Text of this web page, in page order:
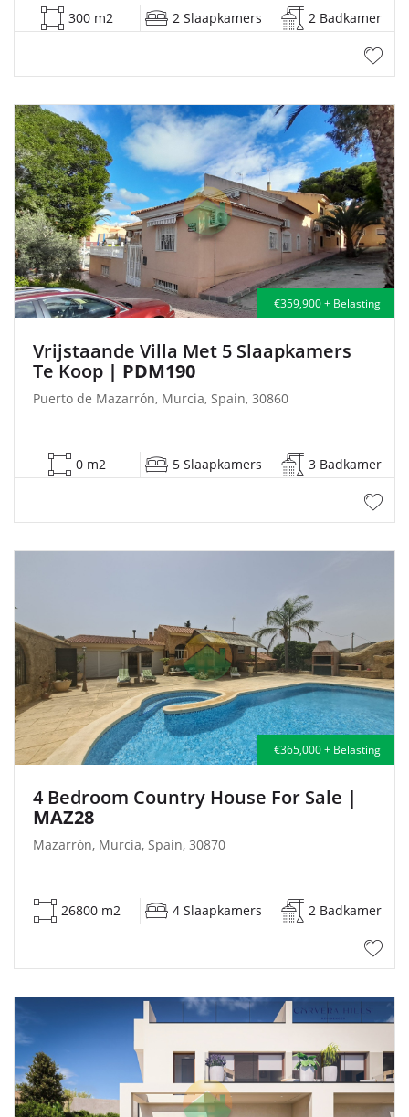
300 m2 2 Slaapkamers 2 Badkamer
€359,900 + Belasting
Vrijstaande Villa Met 5 Slaapkamers
Te Koop | PDM190
Puerto de Mazarrón, Murcia, Spain, 30860
0 m2 5 Slaapkamers 3 Badkamer
€365,000 + Belasting
4 Bedroom Country House For Sale |
MAZ28
Mazarrón, Murcia, Spain, 30870
26800 m2 4 Slaapkamers 2 Badkamer